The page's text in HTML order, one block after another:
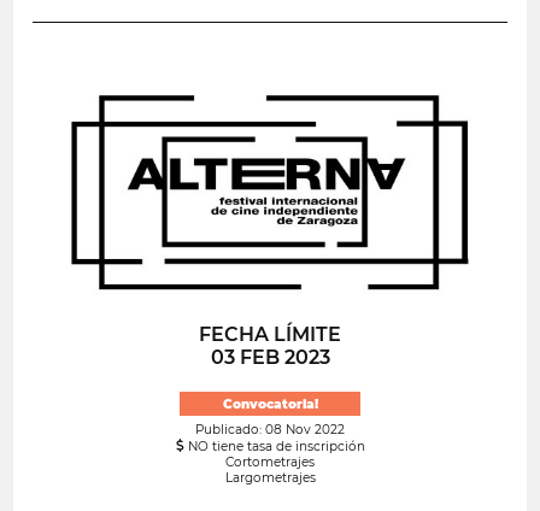
FECHA LÍMITE
03 FEB 2023
Convocatoria!
Publicado: 08 Nov 2022
NO tiene tasa de inscripción
Cortometrajes
Largometrajes